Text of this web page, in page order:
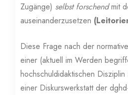
Zugänge) selbst forschendmit
auseinanderzusetzen
Diese Frage nach der
einer (aktuell im Werden
hochschuldidaktischen
einer Diskurswerkstatt der